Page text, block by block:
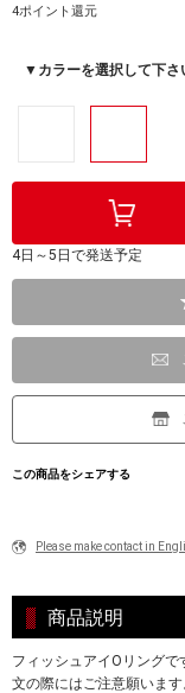
4ポイント還元
▼カラーを選択して下さ
4日～5日で発送予定
この商品をシェアする
Please make contact in
商品説明
フィッシュアイOリング
文の際にはご注意願います